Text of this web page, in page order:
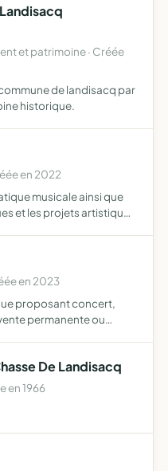
et patrimoine · Créée
de landisacq par
historique.
en 2022
musicale ainsi que
et les projets artistiques
en 2023
proposant concert,
permanente ou
De Landisacq
en 1966